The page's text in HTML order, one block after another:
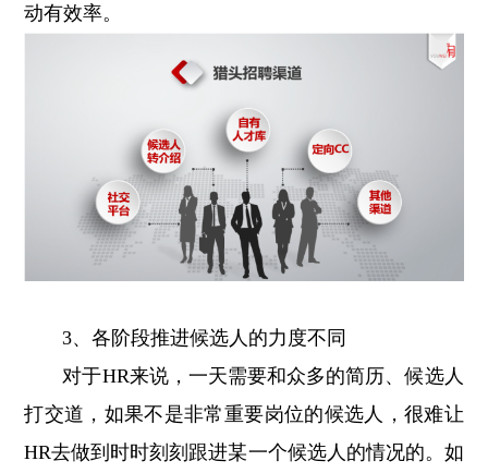
动有效率。
3、各阶段推进候选人的力度不同
对于HR来说，一天需要和众多的简历、候选人
打交道，如果不是非常重要岗位的候选人，很难让
HR去做到时时刻刻跟进某一个候选人的情况的。如